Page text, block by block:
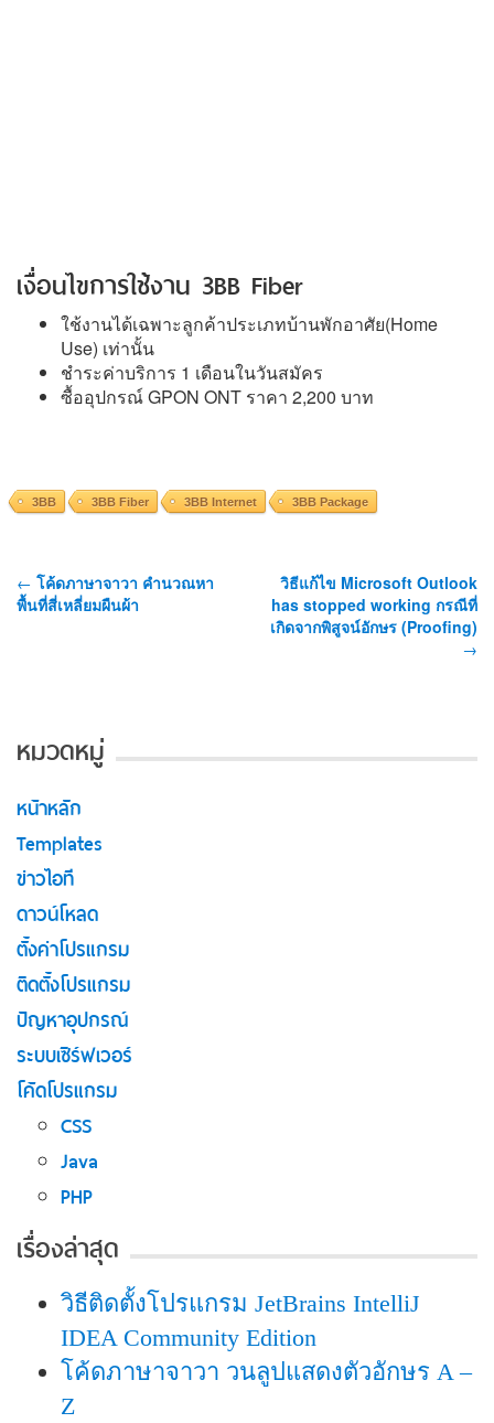
เงื่อนไขการใช้งาน 3BB Fiber
ใช้งานได้เฉพาะลูกค้าประเภทบ้านพักอาศัย(Home
Use) เท่านั้น
ชำระค่าบริการ 1 เดือนในวันสมัคร
ซื้ออุปกรณ์ GPON ONT ราคา 2,200 บาท
3BB 3BB Fiber 3BB Internet 3BB Package
← โค้ดภาษาจาวา คำนวณหา
พื้นที่สี่เหลี่ยมผืนผ้า
วิธีแก้ไข Microsoft Outlook
has stopped working กรณีที่
เกิดจากพิสูจน์อักษร (Proofing)
→
หมวดหมู่
หน้าหลัก
Templates
ข่าวไอที
ดาวน์โหลด
ตั้งค่าโปรแกรม
ติดตั้งโปรแกรม
ปัญหาอุปกรณ์
ระบบเซิร์ฟเวอร์
โค้ดโปรแกรม
CSS
Java
PHP
เรื่องล่าสุด
วิธีติดตั้งโปรแกรม JetBrains IntelliJ
IDEA Community Edition
โค้ดภาษาจาวา วนลูปแสดงตัวอักษร A –
Z